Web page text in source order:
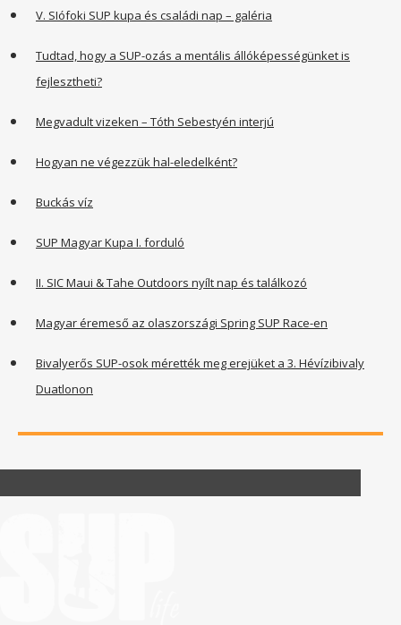
V. SIófoki SUP kupa és családi nap – galéria
Tudtad, hogy a SUP-ozás a mentális állóképességünket is
fejlesztheti?
Megvadult vizeken – Tóth Sebestyén interjú
Hogyan ne végezzük hal-eledelként?
Buckás víz
SUP Magyar Kupa I. forduló
II. SIC Maui & Tahe Outdoors nyílt nap és találkozó
Magyar éremeső az olaszországi Spring SUP Race-en
Bivalyerős SUP-osok mérették meg erejüket a 3. Hévízibivaly
Duatlonon